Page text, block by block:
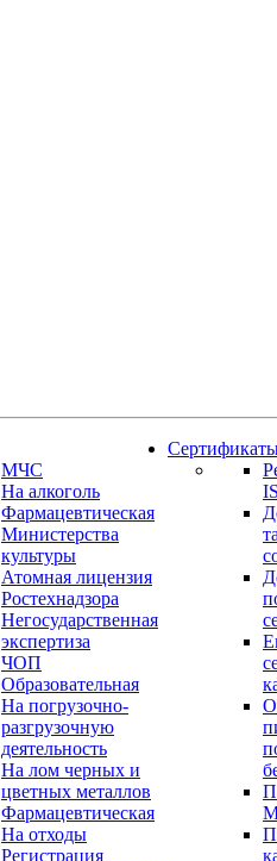
МЧС
На алкоголь
Фармацевтическая
Министерства
культуры
Атомная лицензия
Ростехнадзора
Негосударственная
экспертиза
ЧОП
Образовательная
На погрузочно-
разгрузочную
деятельность
На лом черных и
цветных металлов
Фармацевтическая
На отходы
Регистрация